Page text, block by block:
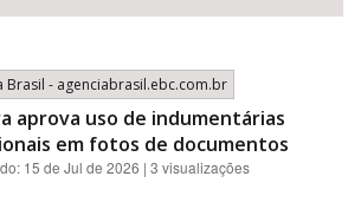
Brasil - agenciabrasil.ebc.com.br
aprova uso de indumentárias
em fotos de documentos
15 de Jul de 2026 | 3 visualizações